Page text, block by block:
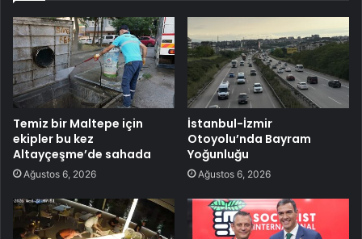
Temiz bir Maltepe için
ekipler bu kez
Altayçeşme’de sahada
Ağustos 6, 2026
İstanbul-İzmir
Otoyolu’nda Bayram
Yoğunluğu
Ağustos 6, 2026